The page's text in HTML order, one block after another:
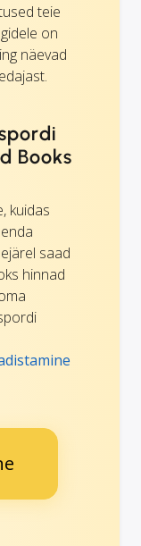
teie
on
näevad
Books
kuidas
saad
hinnad